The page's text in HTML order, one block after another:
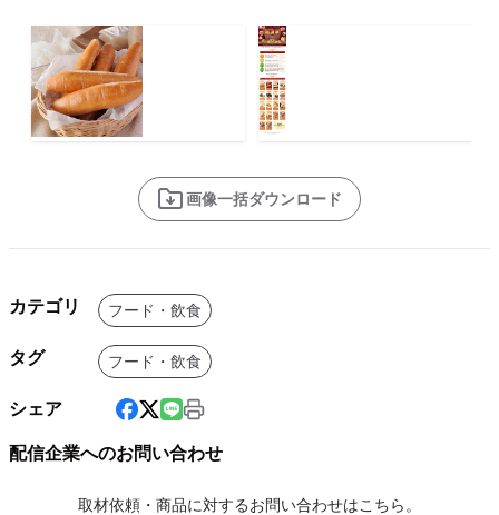
画像一括ダウンロード
カテゴリ フード・飲食
タグ フード・飲食
シェア
配信企業へのお問い合わせ
取材依頼・商品に対するお問い合わせはこちら。